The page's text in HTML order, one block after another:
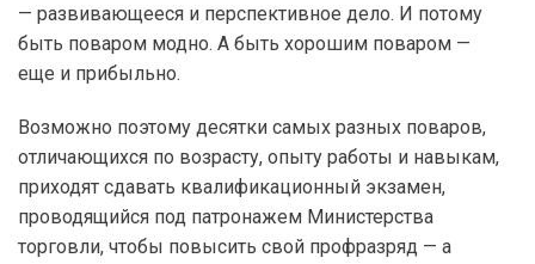
— развивающееся и перспективное дело. И потому
быть поваром модно. А быть хорошим поваром —
еще и прибыльно.
Возможно поэтому десятки самых разных поваров,
отличающихся по возрасту, опыту работы и навыкам,
приходят сдавать квалификационный экзамен,
проводящийся под патронажем Министерства
торговли, чтобы повысить свой профразряд — а